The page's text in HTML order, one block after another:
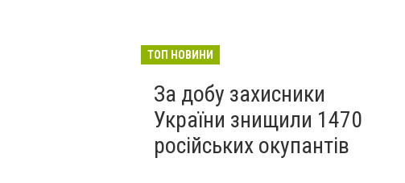
ТОП НОВИНИ
За добу захисники
України знищили 1470
російських окупантів